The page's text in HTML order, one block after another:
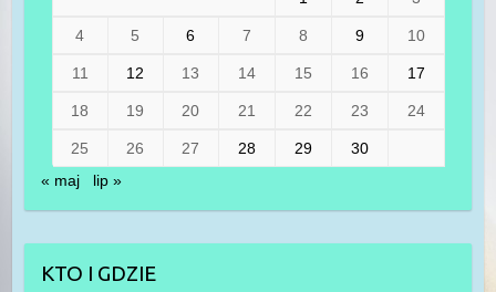
4 5 6 7 8 9 10
11 12 13 14 15 16 17
18 19 20 21 22 23 24
25 26 27 28 29
30
« maj
lip »
KTO I GDZIE